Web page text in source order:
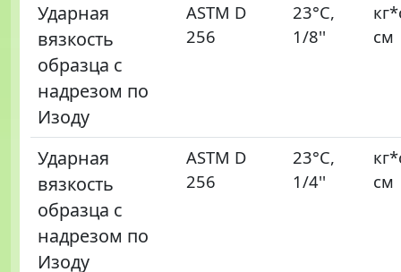
Ударная
вязкость
образца с
надрезом по
Изоду
ASTM D
256
23°C,
1/8''
см
Ударная
вязкость
образца с
надрезом по
Изоду
ASTM D
256
23°C,
1/4''
см